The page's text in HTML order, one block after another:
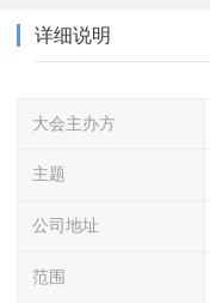
详细说明
大会主办方
主题
公司地址
范围